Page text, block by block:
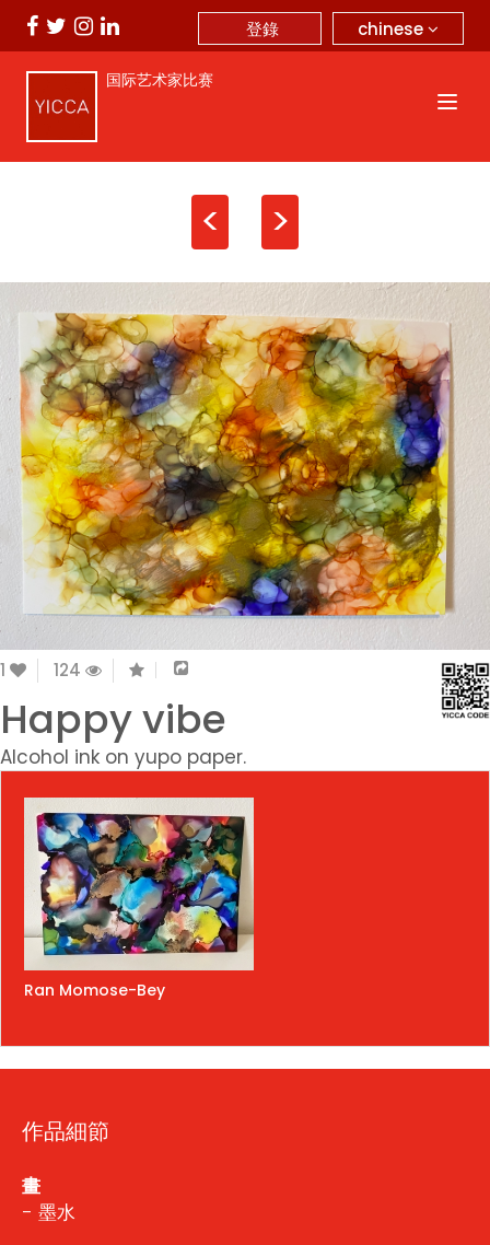
chinese
登錄
国际艺术家比赛
< >
1 124
Happy vibe
Alcohol ink on yupo paper.
Ran Momose-Bey
作品細節
畫
- 墨水